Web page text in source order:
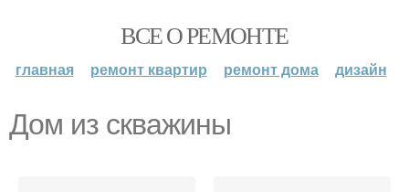
ВСЕ О РЕМОНТЕ
главная ремонт квартир ремонт дома дизайн
Дом из скважины